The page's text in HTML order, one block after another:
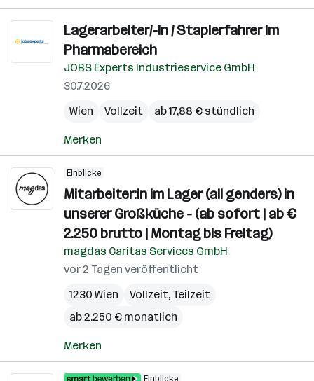
Lagerarbeiter/-in / Staplerfahrer im
Pharmabereich
JOBS Experts Industrieservice GmbH
30.7.2026
Wien
Vollzeit ab 17,88 € stündlich
Merken
Einblicke
Mitarbeiter:in im Lager (all genders) in
unserer Großküche - (ab sofort | ab €
2.250 brutto | Montag bis Freitag)
magdas Caritas Services GmbH
vor 2 Tagen veröffentlicht
1230 Wien
Vollzeit, Teilzeit
ab 2.250 € monatlich
Merken
Einblicke